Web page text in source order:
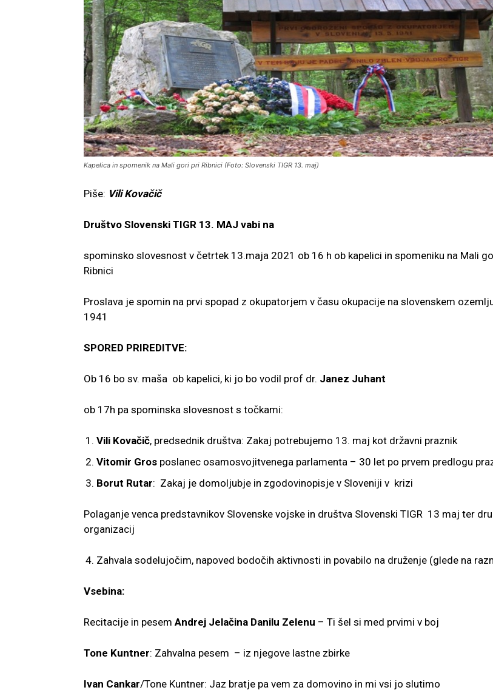
Kapelica in spomenik na Mali gori pri Ribnici (Foto: Slovenski TIGR 13. maj)
Piše: Vili Kovačič
Društvo Slovenski TIGR 13. MAJ vabi na
spominsko slovesnost v četrtek 13.maja 2021 ob 16 h ob kapelici in spomeniku na Mali
Ribnici
Proslava je spomin na prvi spopad z okupatorjem v času okupacije na slovenskem
1941
SPORED PRIREDITVE:
Ob 16 bo sv. maša ob kapelici, ki jo bo vodil prof dr. Janez Juhant
ob 17h pa spominska slovesnost s točkami:
Vili Kovačič, predsednik društva: Zakaj potrebujemo 13. maj kot državni praznik
Vitomir Gros poslanec osamosvojitvenega parlamenta – 30 let po prvem predlogu
Borut Rutar: Zakaj je domoljubje in zgodovinopisje v Sloveniji v krizi
Polaganje venca predstavnikov Slovenske vojske in društva Slovenski TIGR 13 maj ter
organizacij
Zahvala sodelujočim, napoved bodočih aktivnosti in povabilo na druženje (glede na
Vsebina:
Recitacije in pesem Andrej Jelačina Danilu Zelenu – Ti šel si med prvimi v boj
Tone Kuntner: Zahvalna pesem – iz njegove lastne zbirke
Ivan Cankar/Tone Kuntner: Jaz bratje pa vem za domovino in mi vsi jo slutimo